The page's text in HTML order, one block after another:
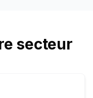
secteur